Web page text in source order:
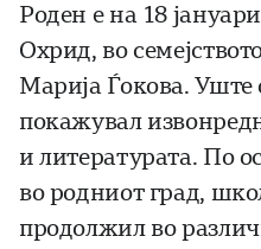
Роден е на 18
Охрид, во
Марија Ѓокова. Уште
покажувал
и литературата. По
во родниот град,
продолжил во